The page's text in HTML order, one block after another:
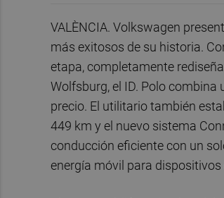
VALÈNCIA. Volkswagen
más exitosos de su historia.
etapa, completamente
Wolfsburg, el ID. Polo
precio. El utilitario también
449 km y el nuevo sistema
conducción eficiente con un
energía móvil para